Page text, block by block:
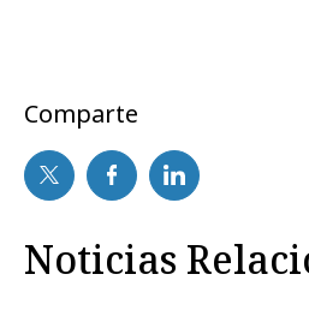
Comparte
Noticias